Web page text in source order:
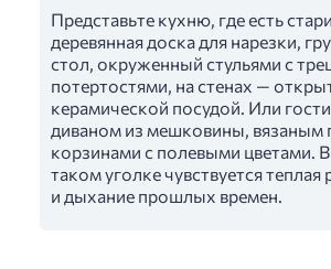
Представьте кухню, где есть
деревянная доска для нарезки,
стол, окруженный стульями с
потертостями, на стенах —
керамической посудой. Или
диваном из мешковины, вязаным
корзинами с полевыми цветами.
таком уголке чувствуется теплая
и дыхание прошлых времен.